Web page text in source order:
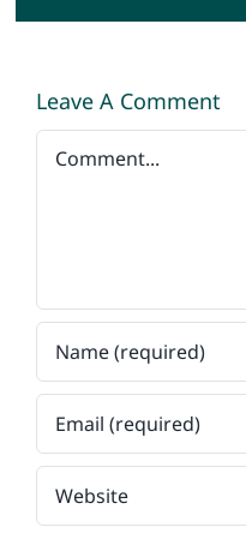
Leave A Comment
Comment